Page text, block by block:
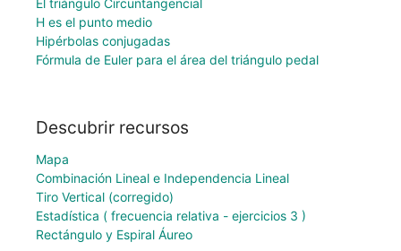
H es el punto medio
Hipérbolas conjugadas
Fórmula de Euler para el área del triángulo pedal
Descubrir recursos
Mapa
Combinación Lineal e Independencia Lineal
Tiro Vertical (corregido)
Estadística ( frecuencia relativa - ejercicios 3 )
Rectángulo y Espiral Áureo